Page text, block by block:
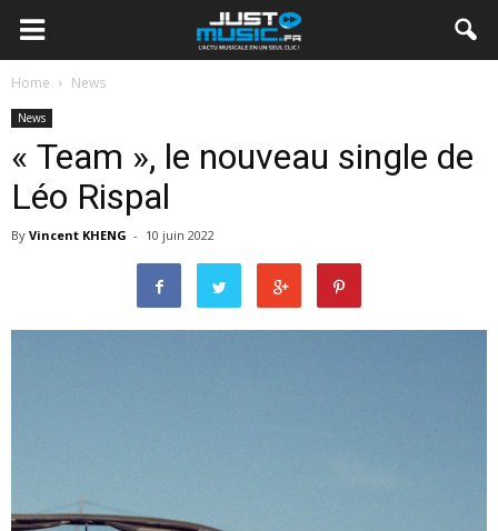
Home News
News
« Team », le nouveau single de
Léo Rispal
By Vincent KHENG - 10 juin 2022